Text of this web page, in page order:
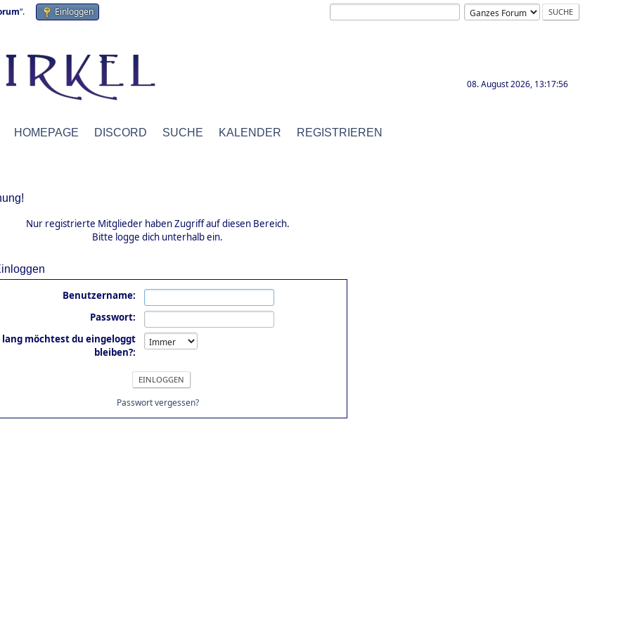
“. Einloggen
08. August 2026, 13:17:56
HOMEPAGE DISCORD SUCHE KALENDER REGISTRIEREN
Nur registrierte Mitglieder haben Zugriff auf diesen Bereich.
Bitte logge dich unterhalb ein.
Benutzername:
Passwort:
lang möchtest du eingeloggt
bleiben?:
Passwort vergessen?